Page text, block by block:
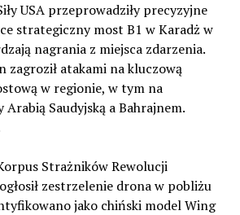
USA przeprowadziły precyzyjne
strategiczny most B1 w Karadż w
nagrania z miejsca zdarzenia.
zagroził atakami na kluczową
w regionie, w tym na
Arabią Saudyjską a Bahrajnem.
Strażników Rewolucji
zestrzelenie drona w pobliżu
jako chiński model Wing